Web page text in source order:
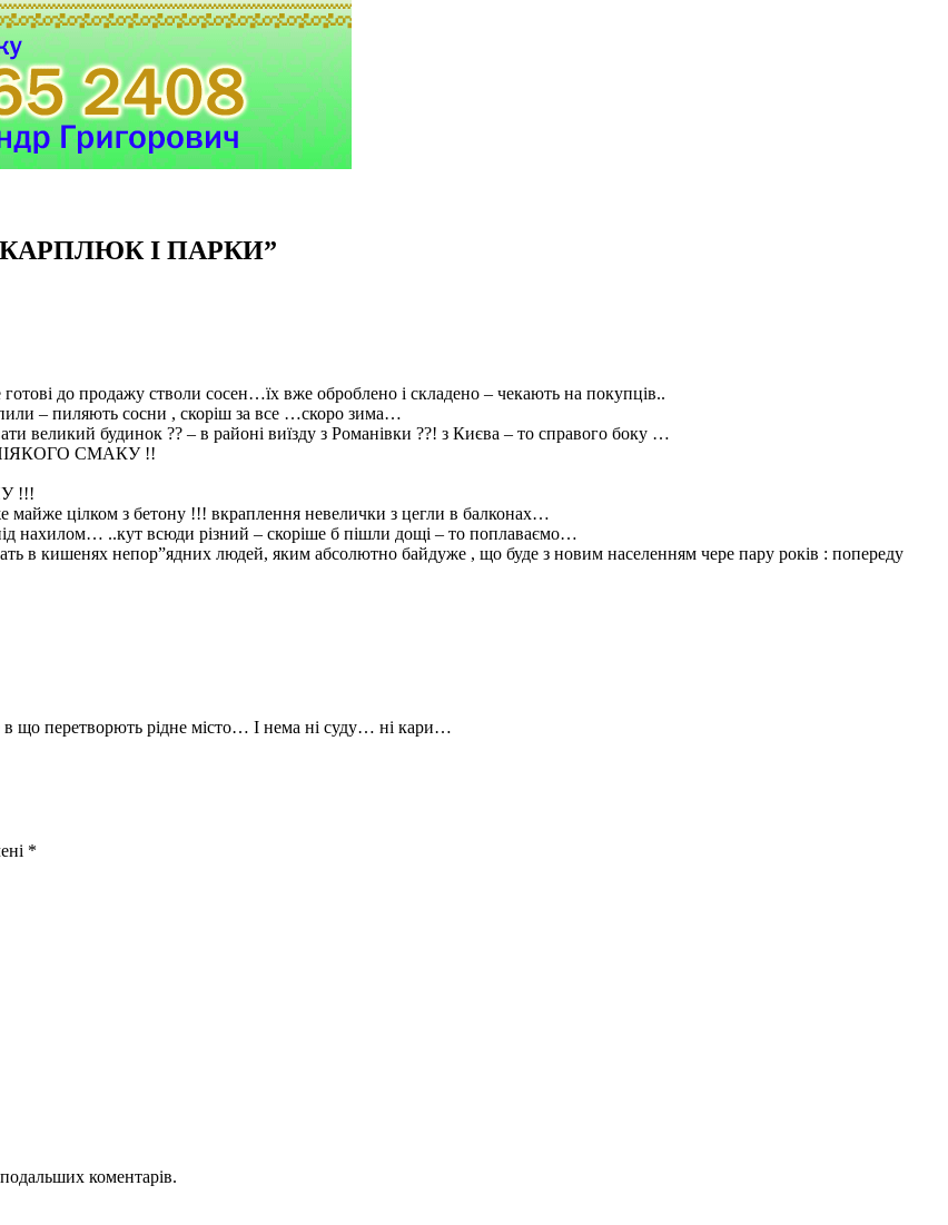
КАРПЛЮК І ПАРКИ”
до продажу стволи сосен…їх вже оброблено і складено – чекають на покупців..
– пиляють сосни , скоріш за все …скоро зима…
великий будинок ?? – в районі виїзду з Романівки ??! з Києва – то справого боку …
НІЯКОГО СМАКУ !!
!!!
майже цілком з бетону !!! вкраплення невелички з цегли в балконах…
нахилом… ..кут всюди різний – скоріше б пішли дощі – то поплаваємо…
в кишенях непор”ядних людей, яким абсолютно байдуже , що буде з новим населенням чере пару років : попереду
що перетворють рідне місто… І нема ні суду… ні кари…
*
коментарів.